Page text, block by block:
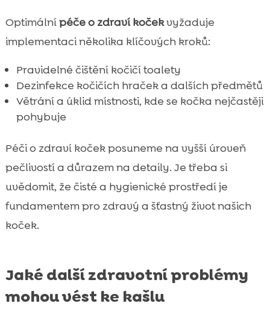
Optimálnípéče o zdraví kočekvyžaduje
implementaci několika klíčových kroků:
Pravidelné čištění kočičí toalety
Dezinfekce kočičích hraček a dalších předmětů
Větrání a úklid místnosti, kde se kočka nejčastěji
pohybuje
Péči o zdraví koček posuneme na vyšší úroveň
pečlivostí a důrazem na detaily. Je třeba si
uvědomit, že čisté a hygienické prostředí je
fundamentem pro zdravý a šťastný život našich
koček.
Jaké další zdravotní problémy
mohou vést ke kašlu